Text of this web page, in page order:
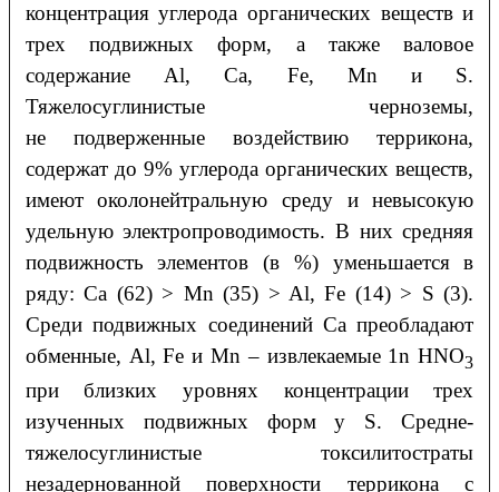
концентрация углерода органических веществ и
трех подвижных форм, а также валовое
содержание Al, Ca, Fe, Mn и S.
Тяжелосуглинистые черноземы,
не подверженные воздействию террикона,
содержат до 9% углерода органических веществ,
имеют околонейтральную среду и невысокую
удельную электропроводимость. В них средняя
подвижность элементов (в %) уменьшается в
ряду: Ca (62) > Mn (35) > Al, Fe (14) > S (3).
Среди подвижных соединений Ca преобладают
обменные, Al, Fe и Mn – извлекаемые 1n HNO3
при близких уровнях концентрации трех
изученных подвижных форм у S. Средне-
тяжелосуглинистые токсилитостраты
незадернованной поверхности террикона с